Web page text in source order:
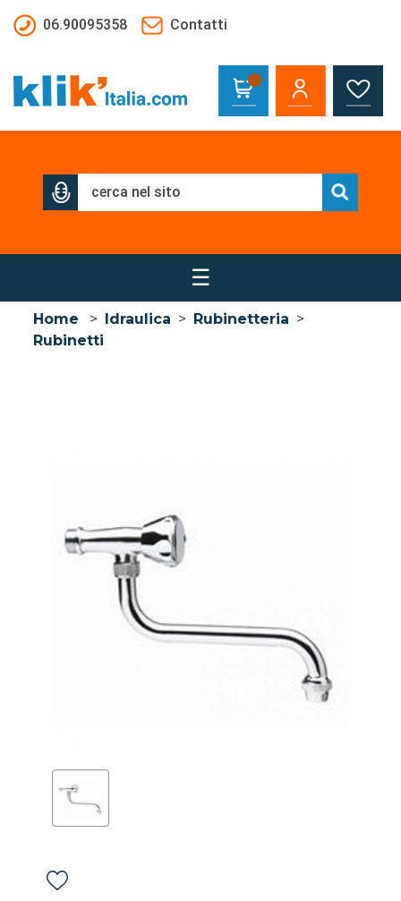
06.90095358
Contatti
☰
Home > Idraulica > Rubinetteria >
Rubinetti